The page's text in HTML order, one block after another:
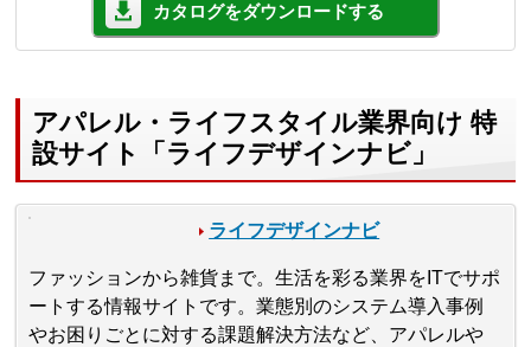
カタログをダウンロードする
アパレル・ライフスタイル業界向け 特
設サイト「ライフデザインナビ」
ライフデザインナビ
ファッションから雑貨まで。生活を彩る業界をITでサポ
ートする情報サイトです。業態別のシステム導入事例
やお困りごとに対する課題解決方法など、アパレルや